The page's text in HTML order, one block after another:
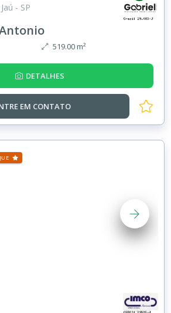
- SP
519.00 m²
DETALHES
EM CONTATO